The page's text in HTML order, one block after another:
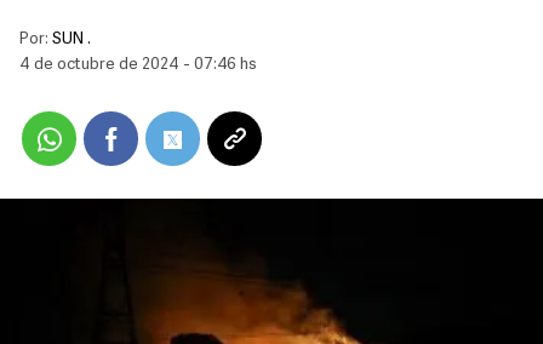
Por: SUN .
4 de octubre de 2024 - 07:46 hs